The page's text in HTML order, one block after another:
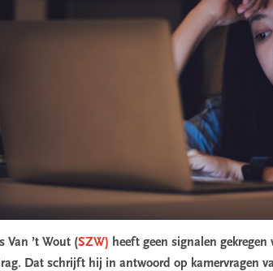
Van ’t Wout (SZW) heeft geen signalen
Dat schrijft hij in antwoord op kamervragen